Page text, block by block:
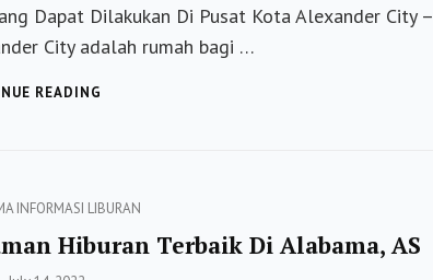
Dapat Dilakukan Di Pusat Kota Alexander City –
City adalah rumah bagi …
READING
KOTA
ALEXANDER
INFORMASI LIBURAN
Hiburan Terbaik Di Alabama, AS